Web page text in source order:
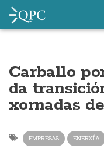
Carballo
da
xornadas
EMPRESAS ENERXÍA